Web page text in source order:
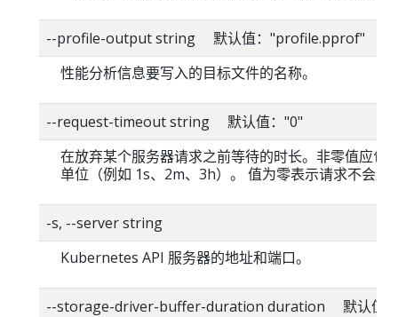
--profile-output string 默认值："profile.pprof"
性能分析信息要写入的目标文件的名称。
--request-timeout string 默认值："0"
在放弃某个服务器请求之前等待的时长。非零值应包
单位（例如 1s、2m、3h）。 值为零表示请求不会超
-s, --server string
Kubernetes API 服务器的地址和端口。
--storage-driver-buffer-duration duration 默认值